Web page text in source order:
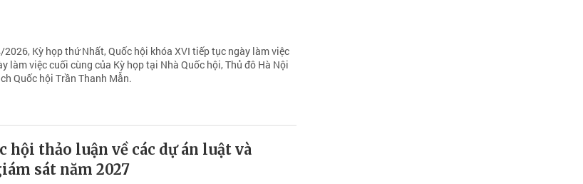
Kỳ họp thứ Nhất, Quốc hội khóa XVI tiếp tục ngày làm việc
làm việc cuối cùng của Kỳ họp tại Nhà Quốc hội, Thủ đô Hà Nội
Quốc hội Trần Thanh Mẫn.
hội thảo luận về các dự án luật và
sát năm 2027